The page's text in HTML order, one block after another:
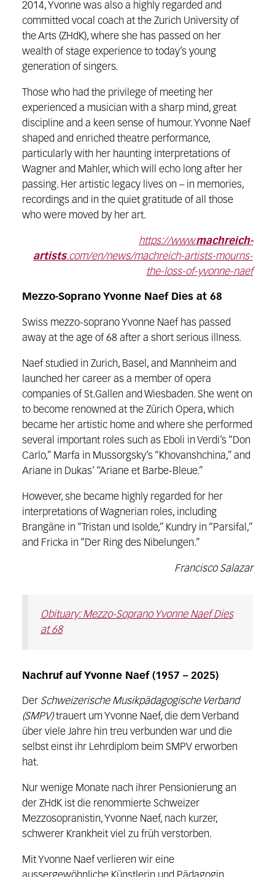
2014, Yvonne was also a highly regarded and
committed vocal coach at the Zurich University of
the Arts (ZHdK), where she has passed on her
wealth of stage experience to today’s young
generation of singers.
Those who had the privilege of meeting her
experienced a musician with a sharp mind, great
discipline and a keen sense of humour. Yvonne Naef
shaped and enriched theatre performance,
particularly with her haunting interpretations of
Wagner and Mahler, which will echo long after her
passing. Her artistic legacy lives on – in memories,
recordings and in the quiet gratitude of all those
who were moved by her art.
https://www.machreich-
artists.com/en/news/machreich-artists-mourns-
the-loss-of-yvonne-naef
Mezzo-Soprano Yvonne Naef Dies at 68
Swiss mezzo-soprano Yvonne Naef has passed
away at the age of 68 after a short serious illness.
Naef studied in Zurich, Basel, and Mannheim and
launched her career as a member of opera
companies of St.Gallen and Wiesbaden. She went on
to become renowned at the Zürich Opera, which
became her artistic home and where she performed
several important roles such as Eboli in Verdi’s “Don
Carlo,” Marfa in Mussorgsky’s “Khovanshchina,” and
Ariane in Dukas’ “Ariane et Barbe-Bleue.”
However, she became highly regarded for her
interpretations of Wagnerian roles, including
Brangäne in “Tristan und Isolde,” Kundry in “Parsifal,”
and Fricka in “Der Ring des Nibelungen.”
Francisco Salazar
Obituary: Mezzo-Soprano Yvonne Naef Dies
at 68
Nachruf auf Yvonne Naef (1957 – 2025)
Der Schweizerische Musikpädagogische Verband
(SMPV)trauert um Yvonne Naef, die dem Verband
über viele Jahre hin treu verbunden war und die
selbst einst ihr Lehrdiplom beim SMPV erworben
hat.
Nur wenige Monate nach ihrer Pensionierung an
der ZHdK ist die renommierte Schweizer
Mezzosopranistin, Yvonne Naef, nach kurzer,
schwerer Krankheit viel zu früh verstorben.
Mit Yvonne Naef verlieren wir eine